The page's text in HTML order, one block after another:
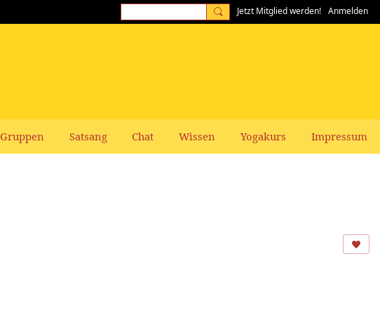
Jetzt Mitglied werden! Anmelden
Gruppen Satsang Chat Wissen Yogakurs Impressum